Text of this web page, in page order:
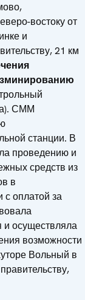
востоку от
и
21 км
СММ
станции. В
проведению и
средств из
в
с оплатой за
осуществляла
возможности
Вольный в